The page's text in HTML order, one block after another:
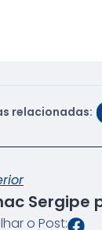
relacionadas:
o Post: